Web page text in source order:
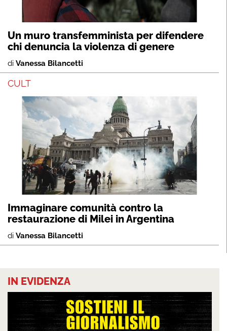
Un muro transfemminista per difendere
chi denuncia la violenza di genere
di Vanessa Bilancetti
CULT
Immaginare comunità contro la
restaurazione di Milei in Argentina
di Vanessa Bilancetti
IN EVIDENZA